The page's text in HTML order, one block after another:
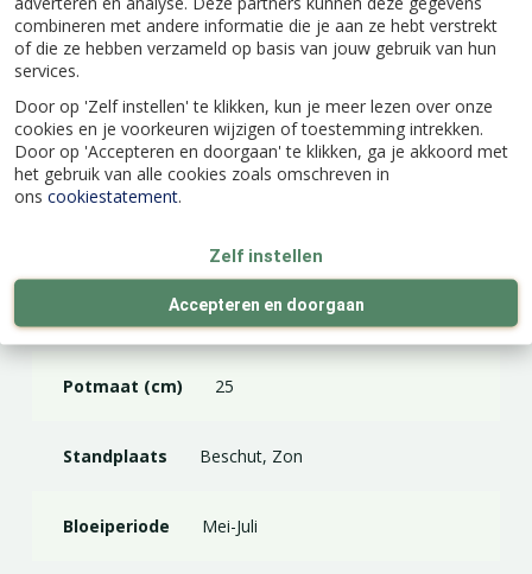
combineren met andere informatie die je aan ze hebt verstrekt
of die ze hebben verzameld op basis van jouw gebruik van hun
services.
Door op 'Zelf instellen' te klikken, kun je meer lezen over onze
cookies en je voorkeuren wijzigen of toestemming intrekken.
Door op 'Accepteren en doorgaan' te klikken, ga je akkoord met
het gebruik van alle cookies zoals omschreven in
ons cookiestatement.
Zelf instellen
Accepteren en doorgaan
Specificaties
EAN code 8712815797342
Latijnse naam Ceanothus impressus 'Victoria'
Hoogte (cm) 150
Potmaat (cm) 25
Standplaats Beschut, Zon
Bloeiperiode Mei-Juli